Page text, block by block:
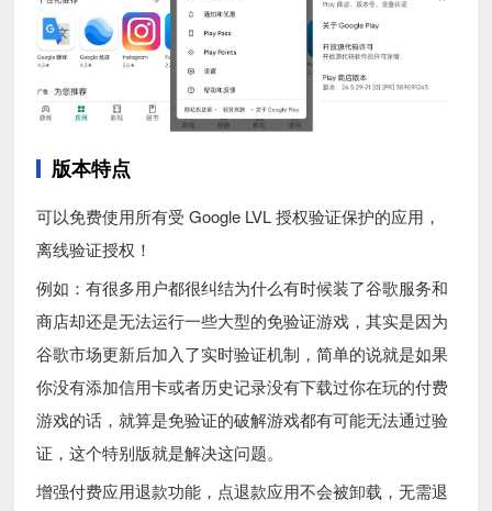
版本特点
可以免费使用所有受 Google LVL 授权验证保护的应用，
离线验证授权！
例如：有很多用户都很纠结为什么有时候装了谷歌服务和
商店却还是无法运行一些大型的免验证游戏，其实是因为
谷歌市场更新后加入了实时验证机制，简单的说就是如果
你没有添加信用卡或者历史记录没有下载过你在玩的付费
游戏的话，就算是免验证的破解游戏都有可能无法通过验
证，这个特别版就是解决这问题。
增强付费应用退款功能，点退款应用不会被卸载，无需退